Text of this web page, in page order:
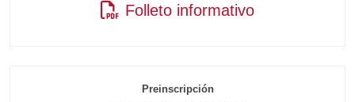
Folleto informativo
Preinscripción